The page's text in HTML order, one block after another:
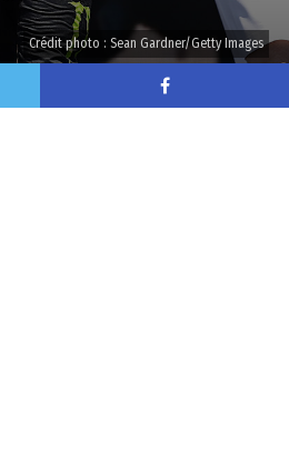
Crédit photo : Sean Gardner/Getty Images